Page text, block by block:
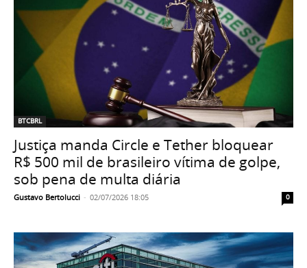
BTCBRL
Justiça manda Circle e Tether bloquear
R$ 500 mil de brasileiro vítima de golpe,
sob pena de multa diária
Gustavo Bertolucci - 02/07/2026 18:05 0